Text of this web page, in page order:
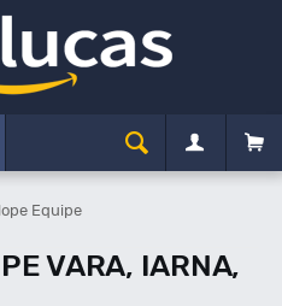
Equipe
VARA, IARNA,